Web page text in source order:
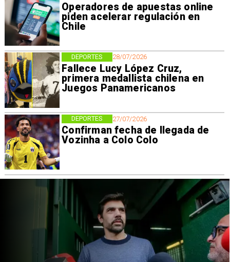
Operadores de apuestas online
piden acelerar regulación en
Chile
28/07/2026
Fallece Lucy López Cruz,
primera medallista chilena en
Juegos Panamericanos
DEPORTES
27/07/2026
Confirman fecha de llegada de
Vozinha a Colo Colo
DEPORTES